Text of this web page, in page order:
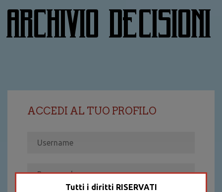
ARCHIVIO DECISIONI
ACCEDI AL TUO PROFILO
Tutti i diritti RISERVATI